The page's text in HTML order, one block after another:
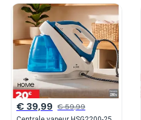
€ 39,99 € 59,99